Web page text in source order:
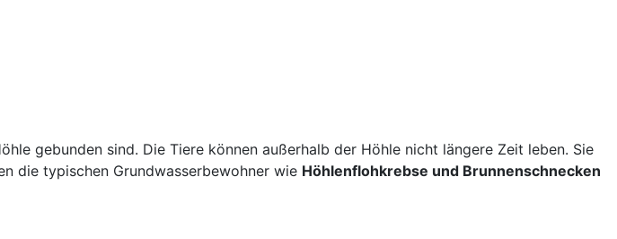
gebunden sind. Die Tiere können außerhalb der Höhle nicht längere Zeit leben. Sie
die typischen Grundwasserbewohner wie Höhlenflohkrebse und Brunnenschnecken